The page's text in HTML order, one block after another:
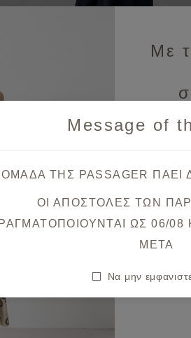
Με
Θα
Message of
ΤΗΣ PASSAGER ΠΑΕΙ
ΟΙ ΑΠΟΣΤΟΛΕΣ ΤΩΝ
ΩΣ 06/08
META
Να μην